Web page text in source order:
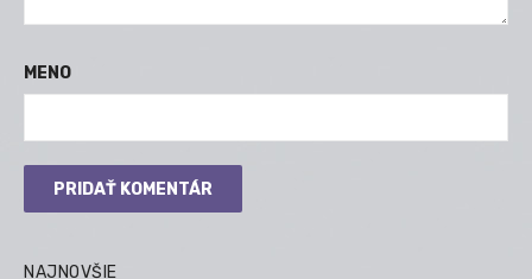
MENO
NAJNOVŠIE